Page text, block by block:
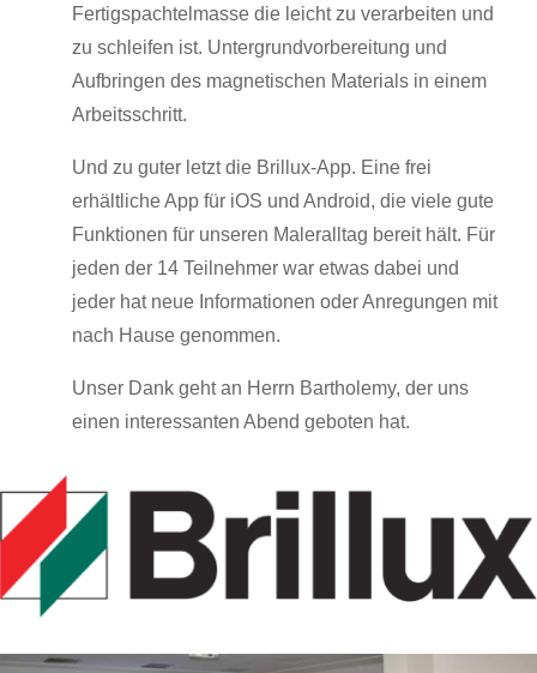
Fertigspachtelmasse die leicht zu verarbeiten und
zu schleifen ist. Untergrundvorbereitung und
Aufbringen des magnetischen Materials in einem
Arbeitsschritt.
Und zu guter letzt die Brillux-App. Eine frei
erhältliche App für iOS und Android, die viele gute
Funktionen für unseren Maleralltag bereit hält. Für
jeden der 14 Teilnehmer war etwas dabei und
jeder hat neue Informationen oder Anregungen mit
nach Hause genommen.
Unser Dank geht an Herrn Bartholemy, der uns
einen interessanten Abend geboten hat.